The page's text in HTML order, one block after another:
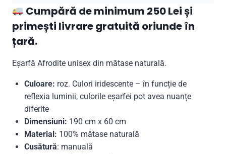
Cumpără de minimum 250 Lei și
primești livrare gratuită oriunde în
țară.
Eșarfă Afrodite unisex din mătase naturală.
Culoare: roz. Culori iridescente – în funcție de
reflexia luminii, culorile eșarfei pot avea nuanțe
diferite
Dimensiuni: 190 cm x 60 cm
Material: 100% mătase naturală
Cusătură: manuală